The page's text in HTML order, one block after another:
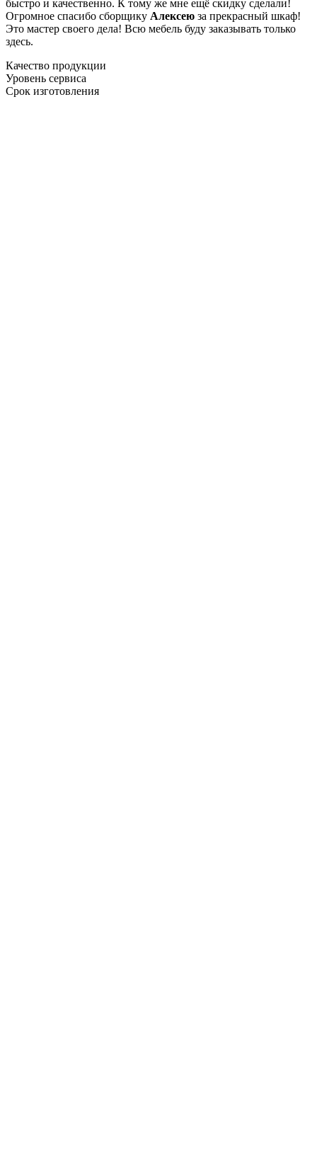
быстро и качественно. К тому же мне ещё скидку сделали!
Огромное спасибо сборщику Алексею за прекрасный шкаф!
Это мастер своего дела! Всю мебель буду заказывать только
здесь.
Качество продукции
Уровень сервиса
Срок изготовления